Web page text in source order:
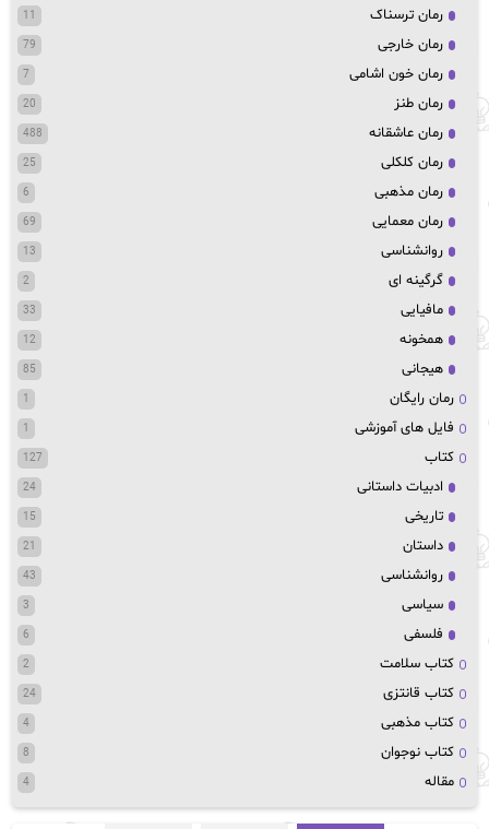
رمان ترسناک 11
رمان خارجی 79
رمان خون اشامی 7
رمان طنز 20
رمان عاشقانه 488
رمان کلکلی 25
رمان مذهبی 6
رمان معمایی 69
روانشناسی 13
گرگینه ای 2
مافیایی 33
همخونه 12
هیجانی 85
رمان رایگان 1
فایل های آموزشی 1
کتاب 127
ادبیات داستانی 24
تاریخی 15
داستان 21
روانشناسی 43
سیاسی 3
فلسفی 6
کتاب سلامت 2
کتاب قانتزی 24
کتاب مذهبی 4
کتاب نوجوان 8
مقاله 4